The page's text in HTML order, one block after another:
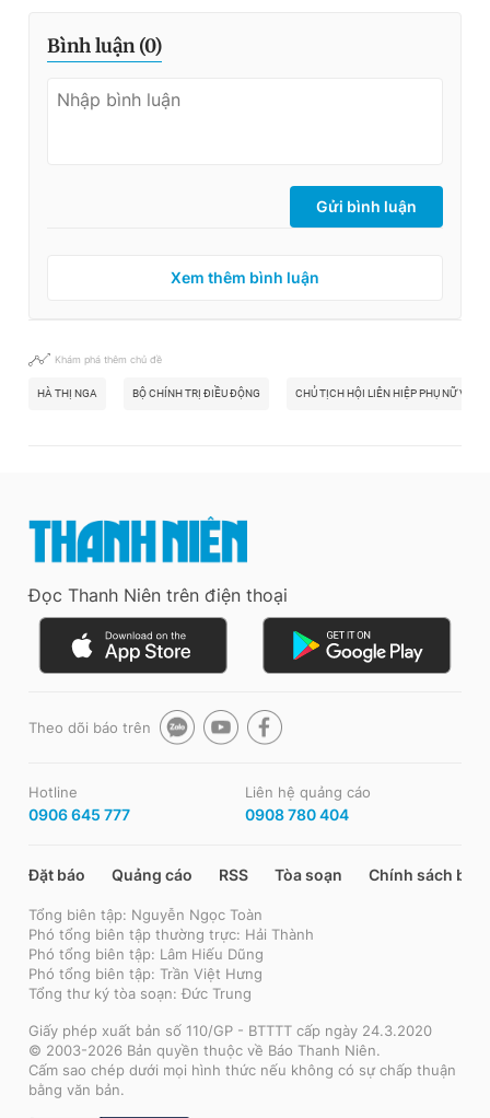
Bình luận (0)
Gửi bình luận
Xem thêm bình luận
Khám phá thêm chủ đề
HÀ THỊ NGA BỘ CHÍNH TRỊ ĐIỀU ĐỘNG CHỦ TỊCH HỘI LIÊN HIỆP PHỤ NỮ VN
Đọc Thanh Niên trên điện thoại
Theo dõi báo trên
Hotline
0906 645 777
Liên hệ quảng cáo
0908 780 404
Đặt báo Quảng cáo RSS Tòa soạn Chính sách bảo
Tổng biên tập: Nguyễn Ngọc Toàn
Phó tổng biên tập thường trực: Hải Thành
Phó tổng biên tập: Lâm Hiếu Dũng
Phó tổng biên tập: Trần Việt Hưng
Tổng thư ký tòa soạn: Đức Trung
Giấy phép xuất bản số 110/GP - BTTTT cấp ngày 24.3.2020
© 2003-2026 Bản quyền thuộc về Báo Thanh Niên.
Cấm sao chép dưới mọi hình thức nếu không có sự chấp thuận
bằng văn bản.